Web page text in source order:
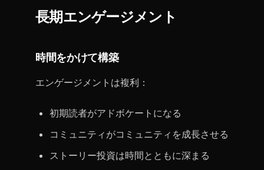
長期エンゲージメント
時間をかけて構築
エンゲージメントは複利：
初期読者がアドボケートになる
コミュニティがコミュニティを成長させる
ストーリー投資は時間とともに深まる